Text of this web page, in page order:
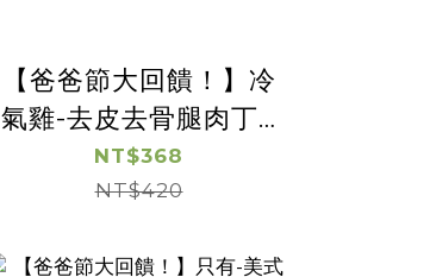
【爸爸節大回饋！】冷
氣雞-去皮去骨腿肉丁 -
｜兩包88折｜
NT$368
NT$420